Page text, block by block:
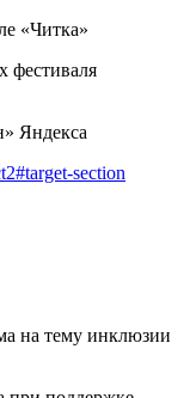
«Читка»
фестиваля
Яндекса
section
на тему инклюзии